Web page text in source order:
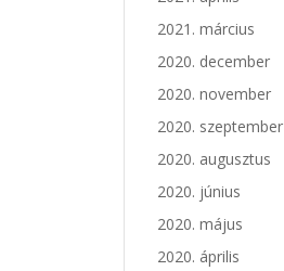
2021. március
2020. december
2020. november
2020. szeptember
2020. augusztus
2020. június
2020. május
2020. április